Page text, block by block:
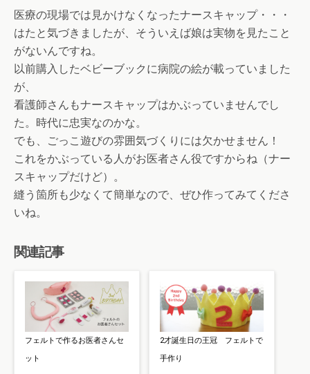
医療の現場では見かけなくなったナースキャップ・・・
はたと気づきましたが、そういえば娘は実物を見たこと
がないんですね。
以前購入したベビーブックに病院の絵が載っていました
が、
看護師さんもナースキャップはかぶっていませんでし
た。時代に忠実なのかな。
でも、ごっこ遊びの雰囲気づくりには欠かせません！
これをかぶっている人がお医者さん役ですからね（ナー
スキャップだけど）。
縫う箇所も少なくて簡単なので、ぜひ作ってみてくださ
いね。
関連記事
フェルトで作るお医者さんセ
ット
2才誕生日の王冠 フェルトで
手作り